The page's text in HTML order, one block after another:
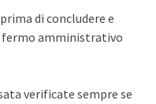
di concludere e
fermo amministrativo
verificate sempre se